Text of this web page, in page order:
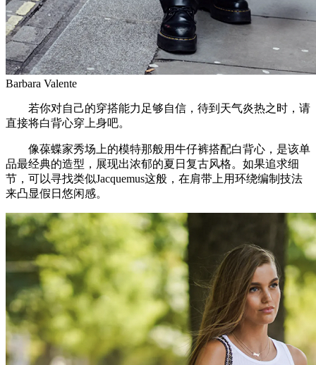
Barbara Valente
若你对自己的穿搭能力足够自信，待到天气炎热之时，请
直接将白背心穿上身吧。
像葆蝶家秀场上的模特那般用牛仔裤搭配白背心，是该单
品最经典的造型，展现出浓郁的夏日复古风格。如果追求细
节，可以寻找类似Jacquemus这般，在肩带上用环绕编制技法
来凸显假日悠闲感。